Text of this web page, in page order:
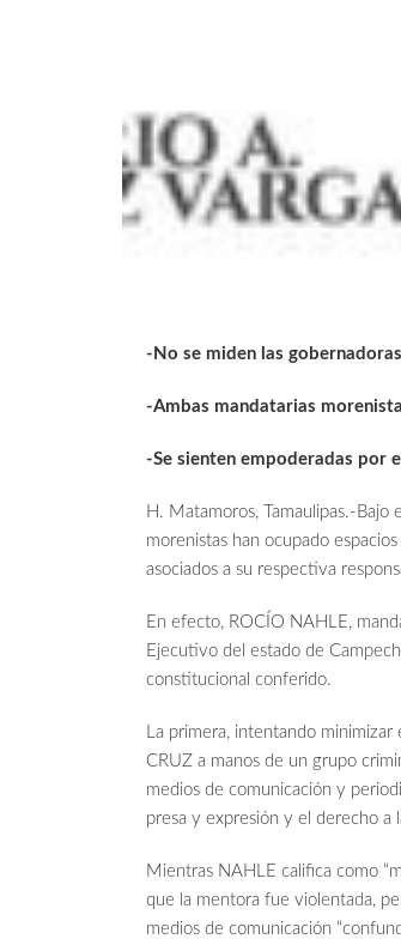
-No se miden las
-Ambas mandatarias
-Se sienten empoderadas por
H. Matamoros, Tamaulipas.-
morenistas han ocupado
asociados a su respectiva
En efecto, ROCÍO NAHLE,
Ejecutivo del estado de
constitucional conferido.
La primera, intentando
CRUZ a manos de un grupo
medios de comunicación y
presa y expresión y el derecho a
Mientras NAHLE califica como
que la mentora fue violentada,
medios de comunicación